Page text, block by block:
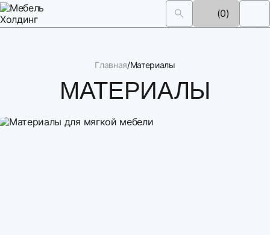
(0)
Главная Материалы
МАТЕРИАЛЫ